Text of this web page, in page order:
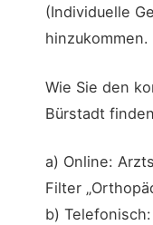
(Individuelle
hinzukommen.
Wie Sie den
Bürstadt
a) Online:
Filter
b)